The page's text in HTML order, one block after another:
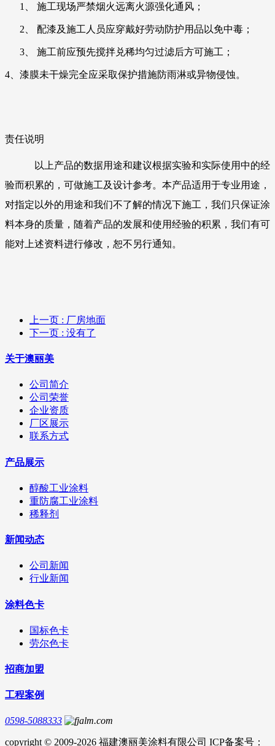
1、 施工现场严禁烟火远离火源强化通风；
2、 配漆及施工人员应穿戴好劳动防护用品以免中毒；
3、 施工前应预先搅拌兑稀均匀过滤后方可施工；
4、漆膜未干燥完全应采取保护措施防雨淋或异物侵蚀。
责任说明
以上产品的数据用途和建议根据实验和实际使用中的经
验而积累的，可做施工及设计参考。本产品适用于专业用途，
对指定以外的用途和我们不了解的情况下施工，我们只保证涂
料本身的质量，随着产品的发展和使用经验的积累，我们有可
能对上述资料进行修改，恕不另行通知。
上一页 : 厂房地面
下一页 : 没有了
关于澳丽美
公司简介
公司荣誉
企业资质
厂区展示
联系方式
产品展示
醇酸工业涂料
重防腐工业涂料
稀释剂
新闻动态
公司新闻
行业新闻
涂料色卡
国标色卡
劳尔色卡
招商加盟
工程案例
0598-5088333
copyright © 2009-2026 福建澳丽美涂料有限公司 ICP备案号：